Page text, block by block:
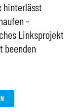
hinterlässt
–
Linksprojekt
beenden